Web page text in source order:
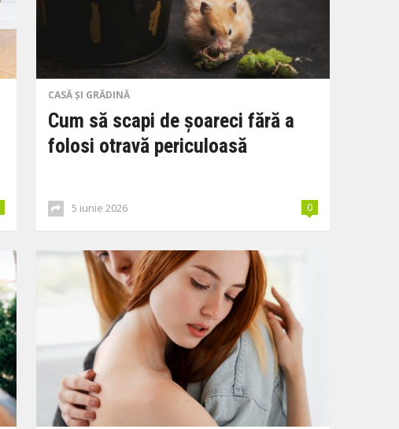
CASĂ ȘI GRĂDINĂ
Cum să scapi de șoareci fără a
folosi otravă periculoasă
5 iunie 2026 0